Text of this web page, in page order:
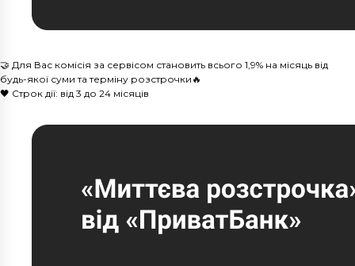
🤝 Для Вас комісія за сервісом становить всього 1,9% на місяць від
будь-якої суми та терміну розстрочки🔥
🖤 Строк дії: від 3 до 24 місяців